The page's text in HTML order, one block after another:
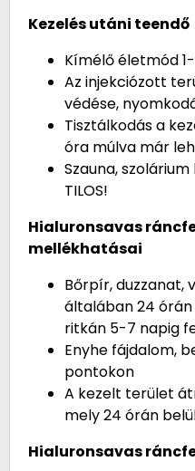
Kezelés utáni teendő
Kímélő életmód
Az injekciózott
védése,
Tisztálkodás a
óra múlva már
Szauna,
TILOS!
Hialuronsavas
mellékhatásai
Bőrpír, duzzanat,
általában 24
ritkán 5-7 napig
Enyhe fájdalom,
pontokon
A kezelt terület
mely 24 órán
Hialuronsavas